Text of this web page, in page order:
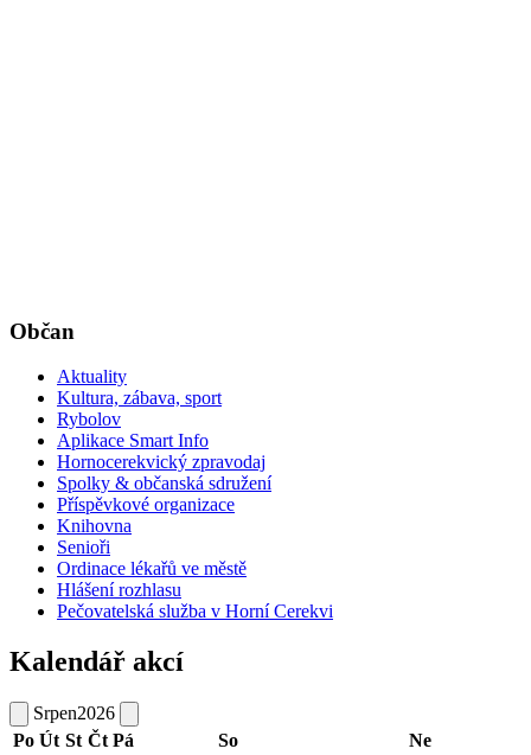
Občan
Aktuality
Kultura, zábava, sport
Rybolov
Aplikace Smart Info
Hornocerekvický zpravodaj
Spolky & občanská sdružení
Příspěvkové organizace
Knihovna
Senioři
Ordinace lékařů ve městě
Hlášení rozhlasu
Pečovatelská služba v Horní Cerekvi
Kalendář akcí
Srpen2026
Po Út St Čt Pá So Ne